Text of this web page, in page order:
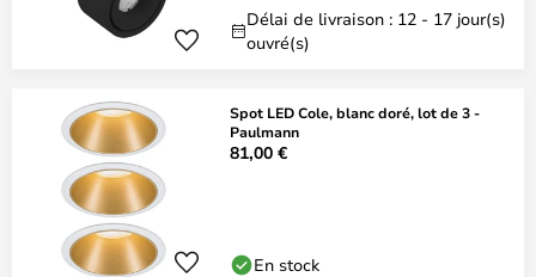
Délai de livraison : 12 - 17 jour(s)
ouvré(s)
Spot LED Cole, blanc doré, lot de 3 -
Paulmann
81,00 €
En stock